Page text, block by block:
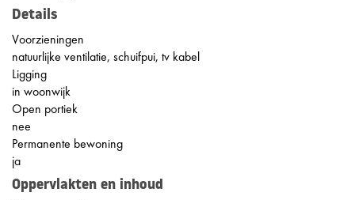
Details
Voorzieningen
natuurlijke ventilatie, schuifpui, tv kabel
Ligging
in woonwijk
Open portiek
nee
Permanente bewoning
ja
Oppervlakten en inhoud